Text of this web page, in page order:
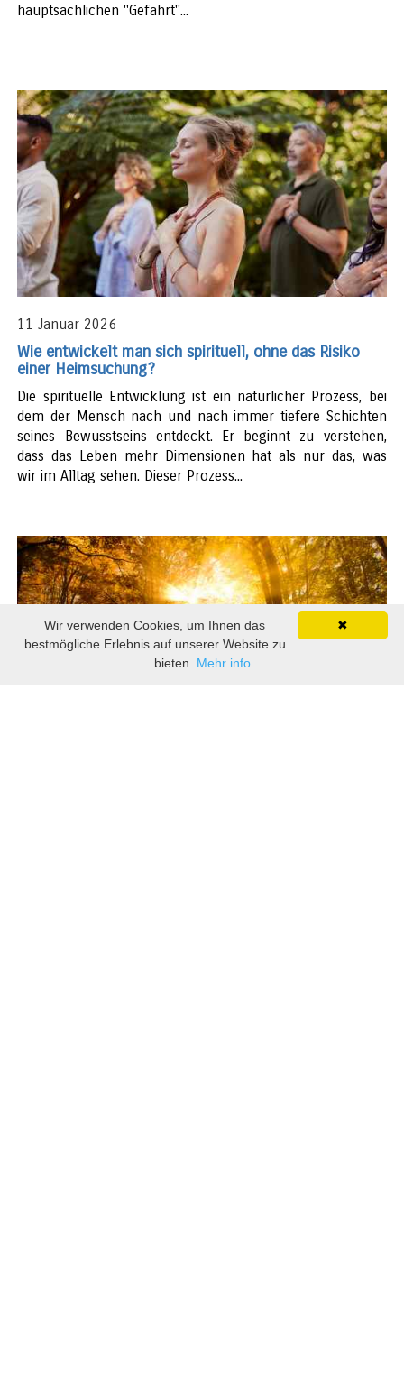
hauptsächlichen "Gefährt"...
11 Januar 2026
Wie entwickelt man sich spirituell, ohne das Risiko
einer Heimsuchung?
Die spirituelle Entwicklung ist ein natürlicher Prozess, bei
dem der Mensch nach und nach immer tiefere Schichten
seines Bewusstseins entdeckt. Er beginnt zu verstehen,
dass das Leben mehr Dimensionen hat als nur das, was
wir im Alltag sehen. Dieser Prozess...
✖
Wir verwenden Cookies, um Ihnen das
bestmögliche Erlebnis auf unserer Website zu
bieten. Mehr info